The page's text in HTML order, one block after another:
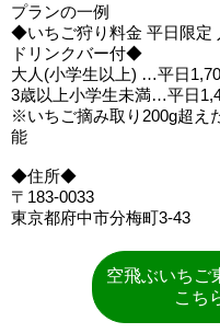
プランの一例
◆いちご狩り料金 平日限定
ドリンクバー付◆
大人(小学生以上) …平日
3歳以上小学生未満…平日
※いちご摘み取り200g超え
能
◆住所◆
〒183-0033
東京都府中市分梅町3-43
空飛ぶいちご
こち